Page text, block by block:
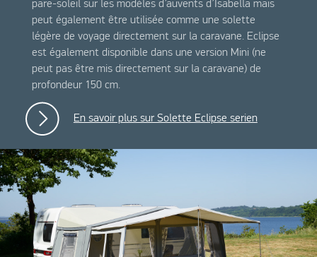
pare-soleil sur les modèles d’auvents d’Isabella mais
peut également être utilisée comme une solette
légère de voyage directement sur la caravane. Eclipse
est également disponible dans une version Mini (ne
peut pas être mis directement sur la caravane) de
profondeur 150 cm.
En savoir plus sur Solette Eclipse serien